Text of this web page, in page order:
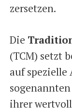
zersetzen.
Die
(TCM) setzt
auf spezielle
ihrer